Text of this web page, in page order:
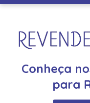
Conheça
para